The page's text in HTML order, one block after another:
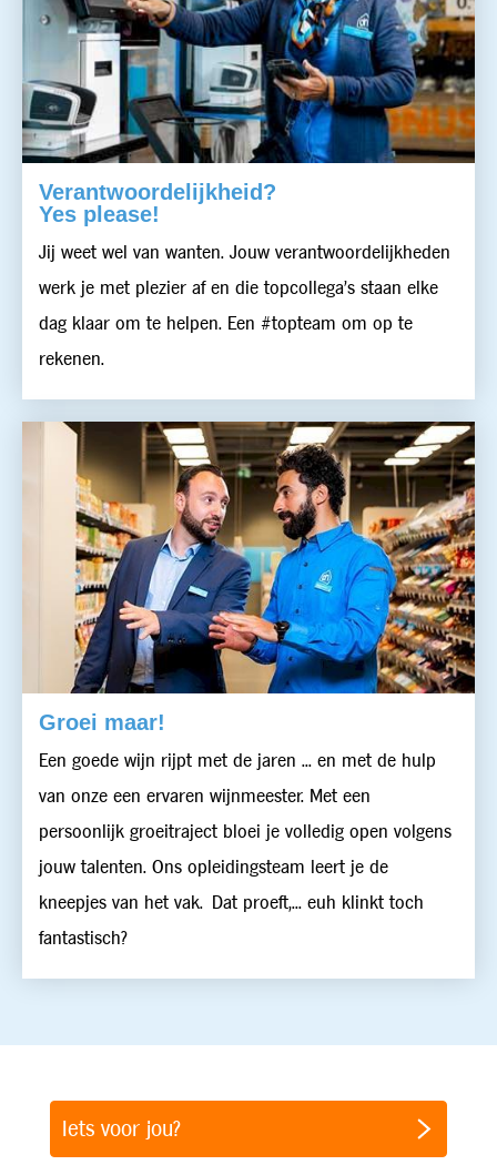
Verantwoordelijkheid?
Yes please!
Jij weet wel van wanten. Jouw verantwoordelijkheden
werk je met plezier af en die topcollega’s staan elke
dag klaar om te helpen. Een #topteam om op te
rekenen.
Groei maar!
Een goede wijn rijpt met de jaren ... en met de hulp
van onze een ervaren wijnmeester. Met een
persoonlijk groeitraject bloei je volledig open volgens
jouw talenten. Ons opleidingsteam leert je de
kneepjes van het vak. Dat proeft,... euh klinkt toch
fantastisch?
Iets voor jou?